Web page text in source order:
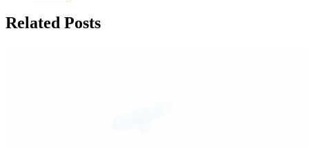
Related Posts